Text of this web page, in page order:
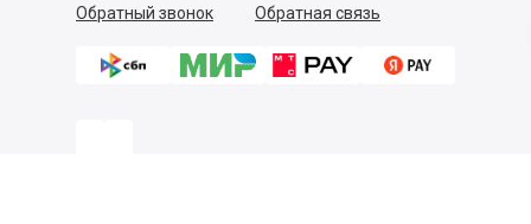
Обратный звонок Обратная связь